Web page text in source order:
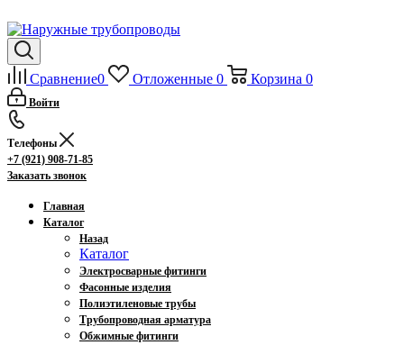
Сравнение0 Отложенные 0 Корзина 0
Войти
Телефоны
+7 (921) 908-71-85
Заказать звонок
Главная
Каталог
Назад
Каталог
Электросварные фитинги
Фасонные изделия
Полиэтиленовые трубы
Трубопроводная арматура
Обжимные фитинги